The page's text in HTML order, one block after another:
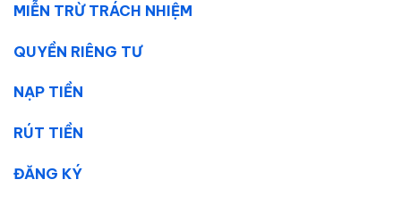
MIỄN TRỪ TRÁCH NHIỆM
QUYỀN RIÊNG TƯ
NẠP TIỀN
RÚT TIỀN
ĐĂNG KÝ